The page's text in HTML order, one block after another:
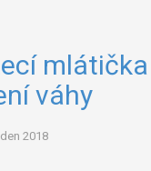
váhy
2018